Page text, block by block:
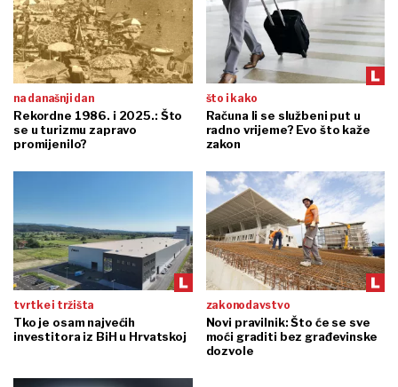
na današnji dan
Rekordne 1986. i 2025.: Što
se u turizmu zapravo
promijenilo?
što i kako
Računa li se službeni put u
radno vrijeme? Evo što kaže
zakon
tvrtke i tržišta
Tko je osam najvećih
investitora iz BiH u Hrvatskoj
zakonodavstvo
Novi pravilnik: Što će se sve
moći graditi bez građevinske
dozvole